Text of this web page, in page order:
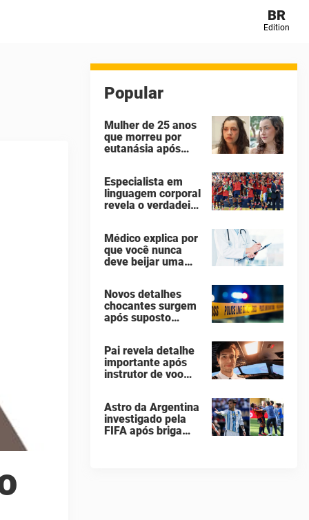
BR
Edition
Popular
Mulher de 25 anos
que morreu por
eutanásia após
seus agressores
em um diário
secreto
Especialista em
linguagem corporal
revela o verdadeiro
mexido enquanto a
Espanha erguia a
taça da Copa do
Médico explica por
que você nunca
deve beijar uma
Novos detalhes
chocantes surgem
após suposto
cometido por
homem que matou
a família de 7
Pai revela detalhe
importante após
instrutor de voo
de 260 metros
Astro da Argentina
investigado pela
FIFA após briga